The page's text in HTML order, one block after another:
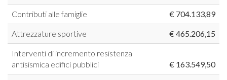
Contributi alle famiglie € 704.133,89
Attrezzature sportive € 465.206,15
Interventi di incremento resistenza
antisismica edifici pubblici
€ 163.549,50